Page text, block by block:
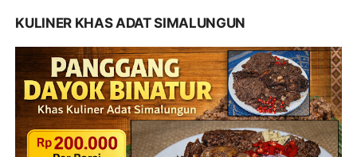
KULINER KHAS ADAT SIMALUNGUN